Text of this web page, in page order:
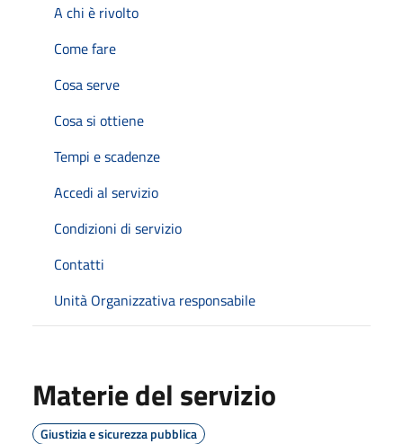
A chi è rivolto
Come fare
Cosa serve
Cosa si ottiene
Tempi e scadenze
Accedi al servizio
Condizioni di servizio
Contatti
Unità Organizzativa responsabile
Materie del servizio
Giustizia e sicurezza pubblica